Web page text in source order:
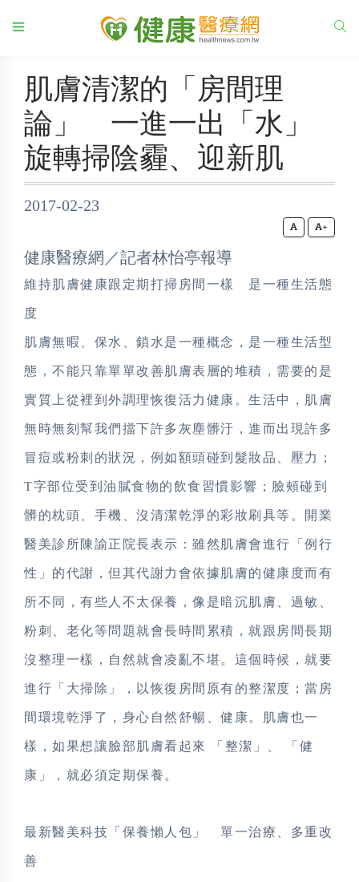
肌膚清潔的「房間理
論」 一進一出「水」
旋轉掃陰霾、迎新肌
2017-02-23
+
健康醫療網／記者林怡亭報導
維持肌膚健康跟定期打掃房間一樣 是一種生活態
度
肌膚無暇、保水、鎖水是一種概念，是一種生活型
態，不能只靠單單改善肌膚表層的堆積，需要的是
實質上從裡到外調理恢復活力健康。生活中，肌膚
無時無刻幫我們擋下許多灰塵髒汙，進而出現許多
冒痘或粉刺的狀況，例如額頭碰到髮妝品、壓力；
T字部位受到油膩食物的飲食習慣影響；臉頰碰到
髒的枕頭、手機、沒清潔乾淨的彩妝刷具等。開業
醫美診所陳諭正院長表示：雖然肌膚會進行「例行
性」的代謝，但其代謝力會依據肌膚的健康度而有
所不同，有些人不太保養，像是暗沉肌膚、過敏、
粉刺、老化等問題就會長時間累積，就跟房間長期
沒整理一樣，自然就會凌亂不堪。這個時候，就要
進行「大掃除」，以恢復房間原有的整潔度；當房
間環境乾淨了，身心自然舒暢、健康。肌膚也一
樣，如果想讓臉部肌膚看起來 「整潔」、 「健
康」，就必須定期保養。
最新醫美科技「保養懶人包」 單一治療、多重改
善